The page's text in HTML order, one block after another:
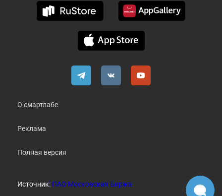
О смартлабе
Реклама
Полная версия
Источник: ПАО Московская Биржа